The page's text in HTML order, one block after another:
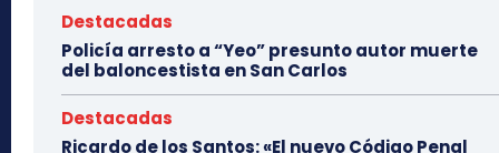
Destacadas
Policía arresto a “Yeo” presunto autor muerte
del baloncestista en San Carlos
Destacadas
Ricardo de los Santos: «El nuevo Código Penal